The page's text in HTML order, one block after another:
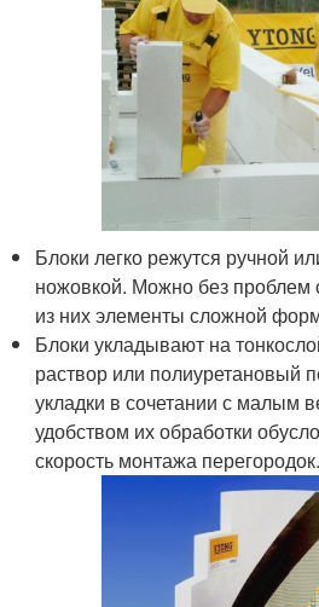
Блоки легко режутся ручной
ножовкой. Можно без проблем
из них элементы сложной
Блоки укладывают на
раствор или полиуретановый
укладки в сочетании с малым
удобством их обработки
скорость монтажа перегородок.